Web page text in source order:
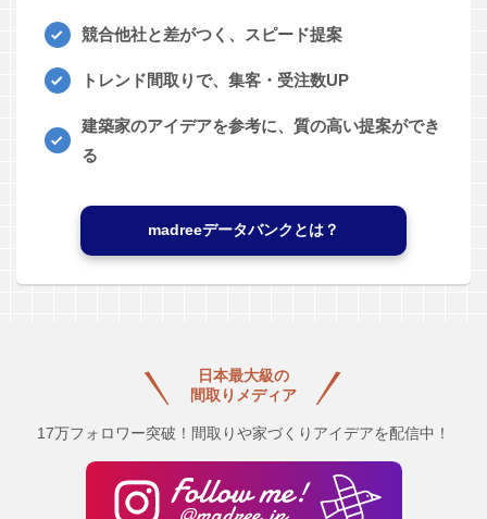
競合他社と差がつく、スピード提案
トレンド間取りで、集客・受注数UP
建築家のアイデアを参考に、質の高い提案ができ
る
madreeデータバンクとは？
日本最大級の
間取りメディア
17万フォロワー突破！間取りや家づくりアイデアを配信中！